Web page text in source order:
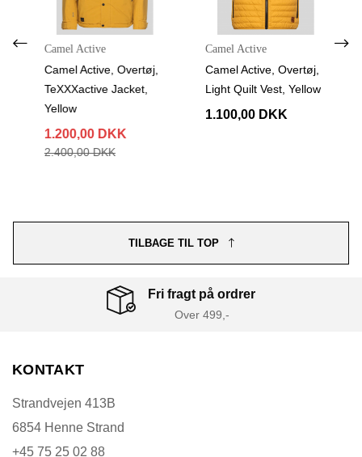
Camel Active
Camel Active, Overtøj,
TeXXXactive Jacket,
Yellow
1.200,00 DKK
2.400,00 DKK
Camel Active
Camel Active, Overtøj,
Light Quilt Vest, Yellow
1.100,00 DKK
TILBAGE TIL TOP
Fri fragt på ordrer
Over 499,-
KONTAKT
Strandvejen 413B
6854 Henne Strand
+45 75 25 02 88